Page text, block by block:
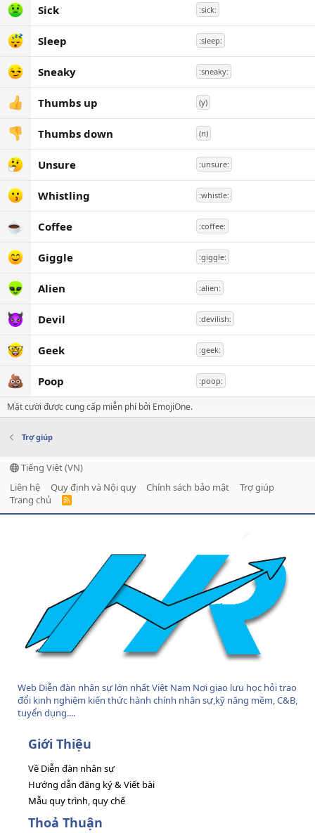
Sick :sick:
Sleep :sleep:
Sneaky :sneaky:
Thumbs up (y)
Thumbs down (n)
Unsure :unsure:
Whistling :whistle:
Coffee :coffee:
Giggle :giggle:
Alien :alien:
Devil :devilish:
Geek :geek:
Poop :poop:
Mặt cười được cung cấp miễn phí bởi EmojiOne.
Trợ giúp
Tiếng Việt (VN)
Liên hệ
Quy định và Nội quy Chính sách bảo mật
Trợ giúp
Trang chủ
R
Web Diễn đàn nhân sự lớn nhất Việt Nam Nơi giao lưu học hỏi trao
đổi kinh nghiệm kiến thức hành chính nhân sự,kỹ năng mềm, C&B,
tuyển dụng....
Giới Thiệu
Về Diễn đàn nhân sự
Hướng dẫn đăng ký & Viết bài
Mẫu quy trình, quy chế
Thoả Thuận